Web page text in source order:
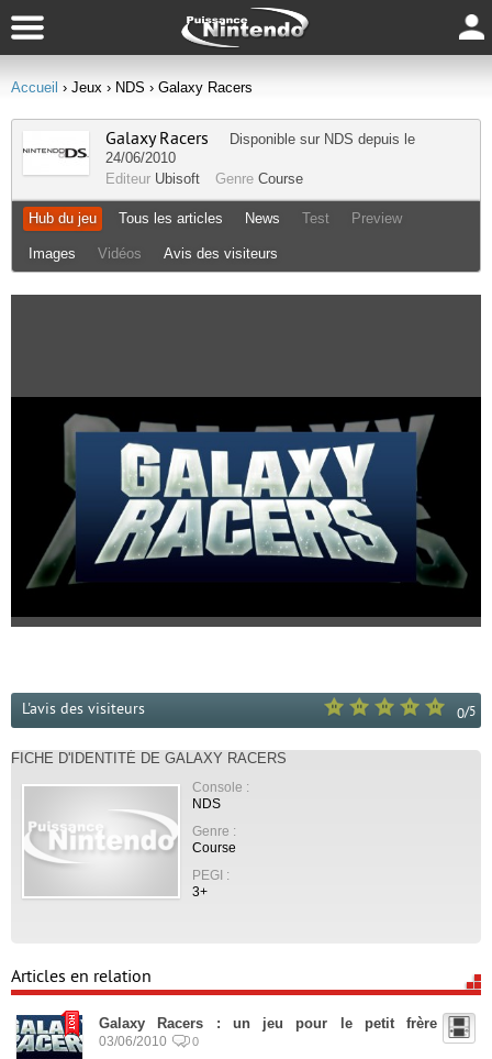
Accueil › Jeux › NDS › Galaxy Racers
Galaxy Racers Disponible sur NDS depuis le
24/06/2010
Editeur Ubisoft Genre Course
Hub du jeu Tous les articles News Test Preview
Images Vidéos Avis des visiteurs
0/5
L'avis des visiteurs
FICHE D'IDENTITÉ DE GALAXY RACERS
Console :
NDS
Genre :
Course
PEGI :
3+
Articles en relation
Galaxy Racers : un jeu pour le petit frère
03/06/2010 0